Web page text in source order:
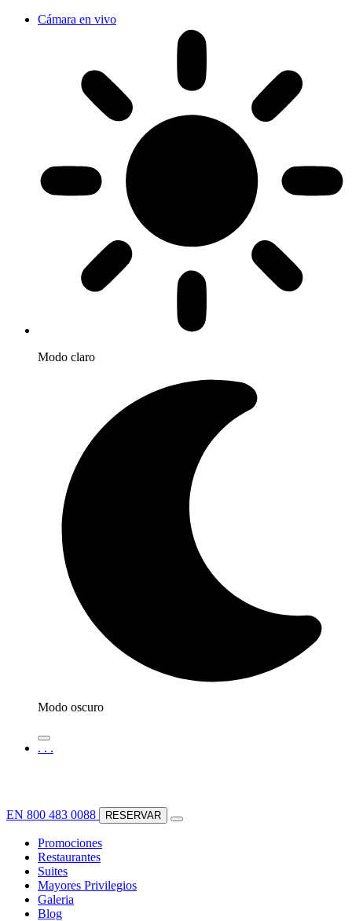
Cámara en vivo
Modo claro
Modo oscuro
. . .
EN 800 483 0088 RESERVAR
Promociones
Restaurantes
Suites
Mayores Privilegios
Galeria
Blog